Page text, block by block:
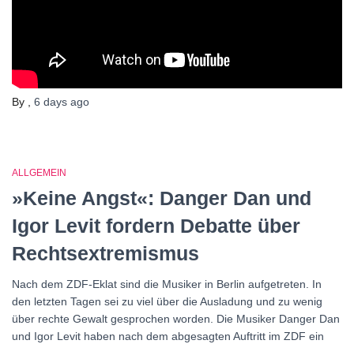
By , 6 days ago
ALLGEMEIN
»Keine Angst«: Danger Dan und
Igor Levit fordern Debatte über
Rechtsextremismus
Nach dem ZDF-Eklat sind die Musiker in Berlin aufgetreten. In
den letzten Tagen sei zu viel über die Ausladung und zu wenig
über rechte Gewalt gesprochen worden. Die Musiker Danger Dan
und Igor Levit haben nach dem abgesagten Auftritt im ZDF ein